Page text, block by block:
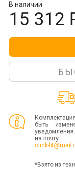
В наличии
15 312
быть
на почту
click-
*Взято из